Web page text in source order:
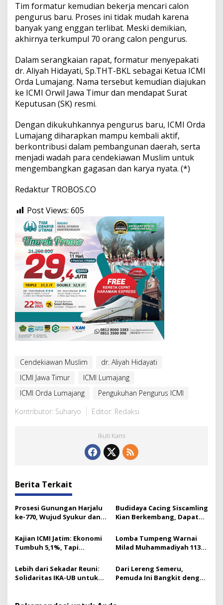
Tim formatur kemudian bekerja mencari calon
pengurus baru. Proses ini tidak mudah karena
banyak yang enggan terlibat. Meski demikian,
akhirnya terkumpul 70 orang calon pengurus.
Dalam serangkaian rapat, formatur menyepakati
dr. Aliyah Hidayati, Sp.THT-BKL sebagai Ketua ICMI
Orda Lumajang. Nama tersebut kemudian diajukan
ke ICMI Orwil Jawa Timur dan mendapat Surat
Keputusan (SK) resmi.
Dengan dikukuhkannya pengurus baru, ICMI Orda
Lumajang diharapkan mampu kembali aktif,
berkontribusi dalam pembangunan daerah, serta
menjadi wadah para cendekiawan Muslim untuk
mengembangkan gagasan dan karya nyata. (*)
Redaktur TROBOS.CO
Post Views: 605
Cendekiawan Muslim
dr. Aliyah Hidayati
ICMI Jawa Timur
ICMI Lumajang
ICMI Orda Lumajang
Pengukuhan Pengurus ICMI
Kontributor: Suharyo
Editor: Redaksi
Ikuti Kami
Berita Terkait
Prosesi Gunungan Harjalu
ke-770, Wujud Syukur dan
Pendopo Arya Wiraraja
Budidaya Cacing Siscamling
Kian Berkembang, Dapat
Lumajang
Kajian ICMI Jatim: Ekonomi
Tumbuh 5,1%, Tapi
Besar
Lomba Tumpeng Warnai
Milad Muhammadiyah 113,
Lebih dari Sekadar Reuni:
Solidaritas IKA-UB untuk
Dari Lereng Semeru,
Pemuda Ini Bangkit dengan